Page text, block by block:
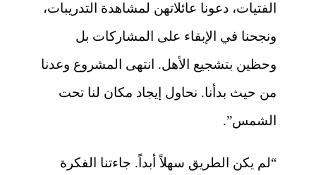
الفتيات، دعونا عائلاتهن لمشاهدة التدريبات،
ونجحنا في الإبقاء على المشاركات بل
وحظين بتشجيع الأهل. انتهى المشروع وعدنا
من حيث بدأنا. نحاول إيجاد مكان لنا تحت
الشمس”.
“لم يكن الطريق سهلاً أبداً. جاءتنا الفكرة